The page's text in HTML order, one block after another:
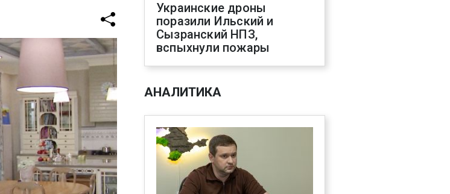
Украинские дроны
поразили Ильский и
Сызранский НПЗ,
вспыхнули пожары
АНАЛИТИКА